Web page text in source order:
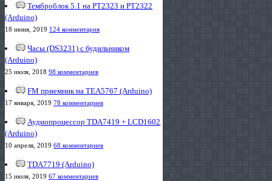
Темброблок 5.1 на PT2323 и PT2322
(Arduino)
18 июня, 2019 124 комментария
Часы (DS3231) с будильником
(Arduino)
25 июля, 2018 98 комментариев
FM приемник на TEA5767 (Arduino)
17 января, 2019 78 комментариев
Аудиопроцессор TDA7419 + LCD1602
(Arduino)
10 апреля, 2019 68 комментариев
TDA7719 (Arduino)
15 июля, 2019 67 комментариев